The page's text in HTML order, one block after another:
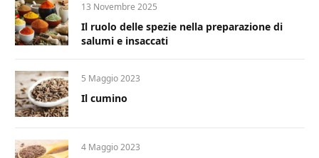
13 Novembre 2025
Il ruolo delle spezie nella preparazione di
salumi e insaccati
5 Maggio 2023
Il cumino
4 Maggio 2023